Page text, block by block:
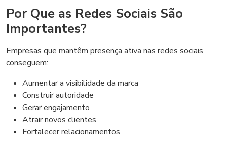
Por Que as Redes Sociais São
Importantes?
Empresas que mantêm presença ativa nas redes sociais
conseguem:
Aumentar a visibilidade da marca
Construir autoridade
Gerar engajamento
Atrair novos clientes
Fortalecer relacionamentos